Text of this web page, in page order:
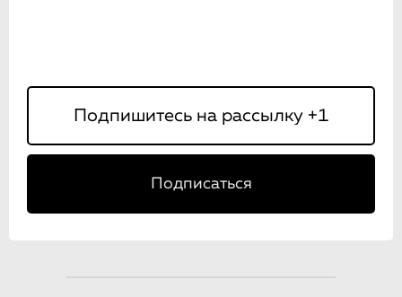
Подписаться